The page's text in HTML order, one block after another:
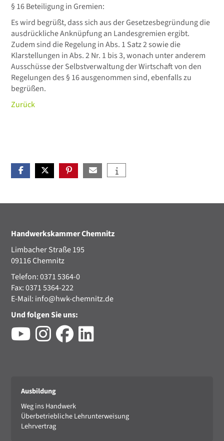
§ 16 Beteiligung in Gremien:
Es wird begrüßt, dass sich aus der Gesetzesbegründung die
ausdrückliche Anknüpfung an Landesgremien ergibt.
Zudem sind die Regelung in Abs. 1 Satz 2 sowie die
Klarstellungen in Abs. 2 Nr. 1 bis 3, wonach unter anderem
Ausschüsse der Selbstverwaltung der Wirtschaft von den
Regelungen des § 16 ausgenommen sind, ebenfalls zu
begrüßen.
Zurück
Handwerkskammer Chemnitz
Limbacher Straße 195
09116 Chemnitz
Telefon: 0371 5364-0
Fax: 0371 5364-222
E-Mail: info@hwk-chemnitz.de
Und folgen Sie uns:
Ausbildung
Weg ins Handwerk
Überbetriebliche Lehrunterweisung
Lehrvertrag